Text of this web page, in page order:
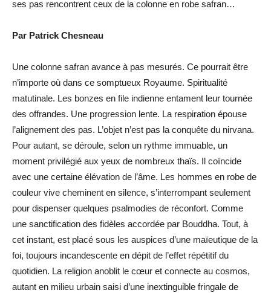
ses pas rencontrent ceux de la colonne en robe safran…
Par Patrick Chesneau
Une colonne safran avance à pas mesurés. Ce pourrait être
n’importe où dans ce somptueux Royaume. Spiritualité
matutinale. Les bonzes en file indienne entament leur tournée
des offrandes. Une progression lente. La respiration épouse
l’alignement des pas. L’objet n’est pas la conquête du nirvana.
Pour autant, se déroule, selon un rythme immuable, un
moment privilégié aux yeux de nombreux thaïs. Il coïncide
avec une certaine élévation de l’âme. Les hommes en robe de
couleur vive cheminent en silence, s’interrompant seulement
pour dispenser quelques psalmodies de réconfort. Comme
une sanctification des fidèles accordée par Bouddha. Tout, à
cet instant, est placé sous les auspices d’une maïeutique de la
foi, toujours incandescente en dépit de l’effet répétitif du
quotidien. La religion anoblit le cœur et connecte au cosmos,
autant en milieu urbain saisi d’une inextinguible fringale de